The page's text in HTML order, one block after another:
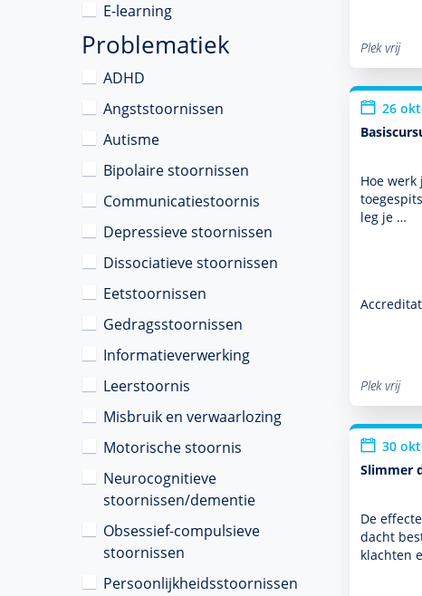
E-learning
Problematiek
ADHD
Angststoornissen
Autisme
Bipolaire stoornissen
Communicatiestoornis
Depressieve stoornissen
Dissociatieve stoornissen
Eetstoornissen
Gedragsstoornissen
Informatieverwerking
Leerstoornis
Misbruik en verwaarlozing
Motorische stoornis
Neurocognitieve
stoornissen/dementie
Obsessief-compulsieve
stoornissen
Persoonlijkheidsstoornissen
Plek vrij
26
Hoe
leg je …
Plek vrij
30
Slimmer
De
dacht
klachten